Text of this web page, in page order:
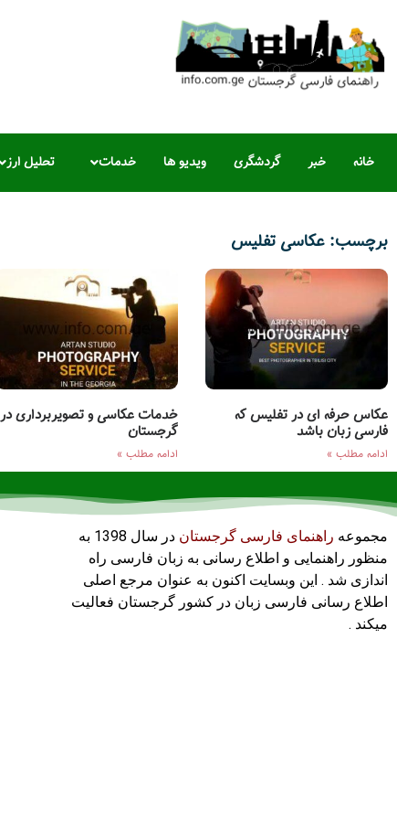
خانه خبر گردشگری ویدیو ها خدمات تحلیل ارز
برچسب: عکاسی تفلیس
عکاس حرفه ای در تفلیس که
فارسی زبان باشد
ادامه مطلب »
خدمات عکاسی و تصویربرداری در
گرجستان
ادامه مطلب »
مجموعه راهنمای فارسی گرجستان
در سال 1398 به
منظور راهنمایی و اطلاع رسانی به زبان فارسی راه
اندازی شد . این وبسایت اکنون به عنوان مرجع اصلی
اطلاع رسانی فارسی زبان در کشور گرجستان فعالیت
میکند .